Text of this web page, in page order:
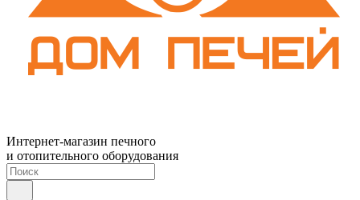
Интернет-магазин печного
и отопительного оборудования